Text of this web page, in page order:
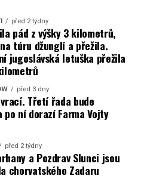
před 2 týdny
pád z výšky 3 kilometrů,
túru džunglí a přežila.
jugoslávská letuška přežila
před 3 dny
Třetí řada bude
po ní dorazí Farma Vojty
před 2 týdny
a Pozdrav Slunci jsou
chorvatského Zadaru